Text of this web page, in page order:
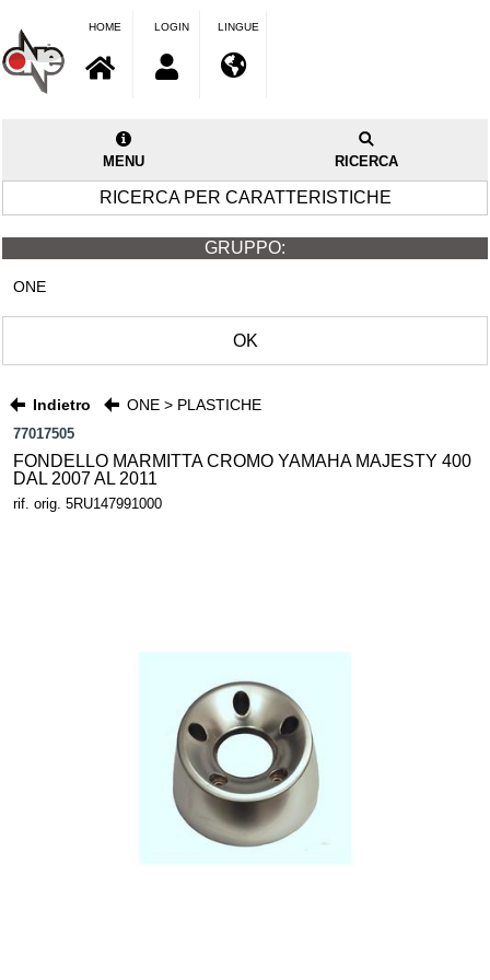
HOME LOGIN LINGUE
MENU RICERCA
RICERCA PER CARATTERISTICHE
GRUPPO:
ONE
OK
Indietro ONE > PLASTICHE
77017505
FONDELLO MARMITTA CROMO YAMAHA MAJESTY 400
DAL 2007 AL 2011
rif. orig. 5RU147991000